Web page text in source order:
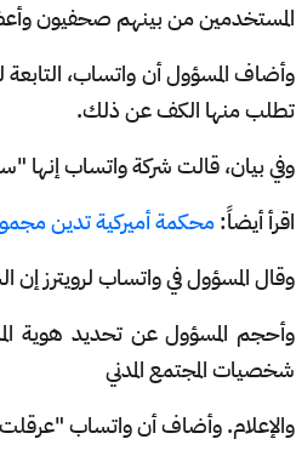
المستخدمين من بينهم صحفيون
وأضاف المسؤول أن واتساب،
تطلب منها الكف عن ذلك.
وفي بيان، قالت شركة واتساب
اقرأ أيضاً:محكمة أميركية تدين
وقال المسؤول في واتساب لرويترز إن الشركة
وأحجم المسؤول عن تحديد هوية
شخصيات المجتمع المدني
والإعلام. وأضاف أن واتساب